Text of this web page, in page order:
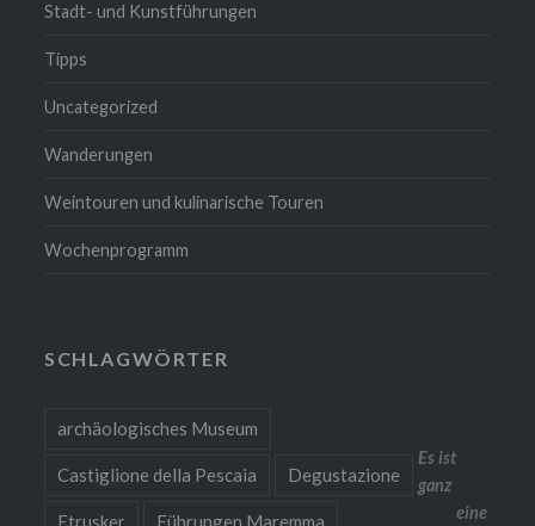
Stadt- und Kunstführungen
Tipps
Uncategorized
Wanderungen
Weintouren und kulinarische Touren
Wochenprogramm
SCHLAGWÖRTER
archäologisches Museum
Castiglione della Pescaia Degustazione
Etrusker Führungen Maremma
Es ist
ganz
eine